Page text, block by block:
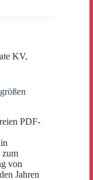
KV,
PDF-
zum
von
Jahren